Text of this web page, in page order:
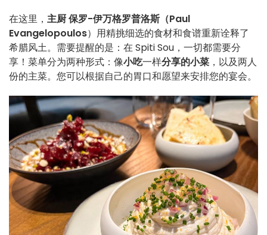
在这里， 主厨保罗-伊万格罗普洛斯（Paul
Evangelopoulos）用精挑细选的食材和食谱重新诠释了
希腊风土。需要提醒的是：在 Spiti Sou，一切都需要分
享！菜单分为两种形式：像小吃一样分享的小菜 ，以及两人
份的主菜。您可以根据自己的胃口和愿望来安排您的宴会。